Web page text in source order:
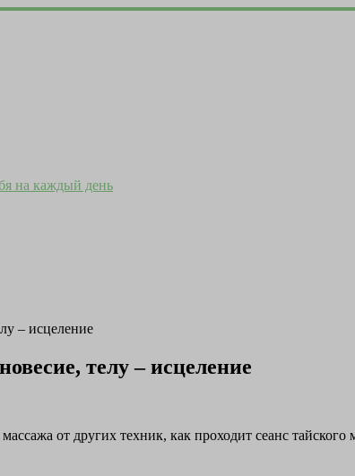
на каждый день
– исцеление
телу – исцеление
от других техник, как проходит сеанс